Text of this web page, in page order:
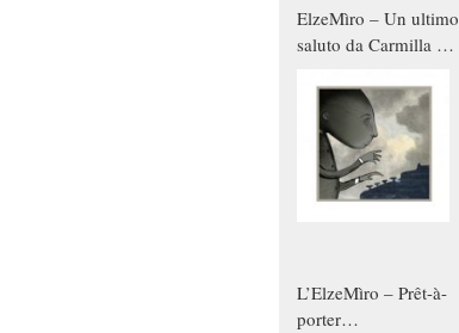
ElzeMìro – Un ultimo
saluto da Carmilla a
qualche modo sono
donne
L’ElzeMìro – Prêt-à-
porter